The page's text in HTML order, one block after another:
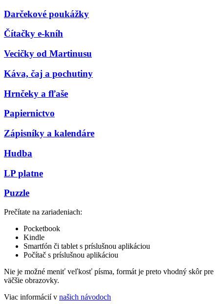
Darčekové poukážky
Čítačky e-kníh
Vecičky od Martinusu
Káva, čaj a pochutiny
Hrnčeky a fľaše
Papiernictvo
Zápisníky a kalendáre
Hudba
LP platne
Puzzle
Prečítate na zariadeniach:
Pocketbook
Kindle
Smartfón či tablet s príslušnou aplikáciou
Počítač s príslušnou aplikáciou
Nie je možné meniť veľkosť písma, formát je preto vhodný skôr pre
väčšie obrazovky.
Viac informácií v našich návodoch